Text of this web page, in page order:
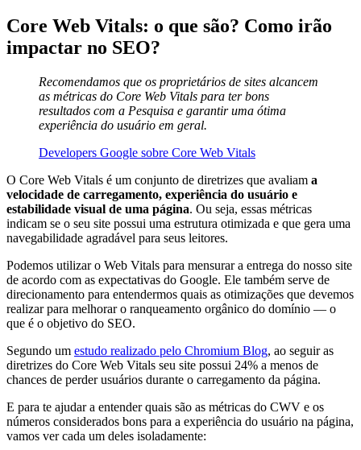
Core Web Vitals: o que são? Como irão
impactar no SEO?
Recomendamos que os proprietários de sites alcancem
as métricas do Core Web Vitals para ter bons
resultados com a Pesquisa e garantir uma ótima
experiência do usuário em geral.
Developers Google sobre Core Web Vitals
O Core Web Vitals é um conjunto de diretrizes que avaliam a
velocidade de carregamento, experiência do usuário e
estabilidade visual de uma página. Ou seja, essas métricas
indicam se o seu site possui uma estrutura otimizada e que gera uma
navegabilidade agradável para seus leitores.
Podemos utilizar o Web Vitals para mensurar a entrega do nosso site
de acordo com as expectativas do Google. Ele também serve de
direcionamento para entendermos quais as otimizações que devemos
realizar para melhorar o ranqueamento orgânico do domínio — o
que é o objetivo do SEO.
Segundo um estudo realizado pelo Chromium Blog, ao seguir as
diretrizes do Core Web Vitals seu site possui 24% a menos de
chances de perder usuários durante o carregamento da página.
E para te ajudar a entender quais são as métricas do CWV e os
números considerados bons para a experiência do usuário na página,
vamos ver cada um deles isoladamente: